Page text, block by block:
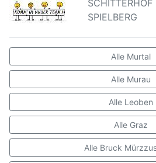
SCHITTERHOF
SPIELBERG
Alle Murtal
Alle Murau
Alle Leoben
Alle Graz
Alle Bruck